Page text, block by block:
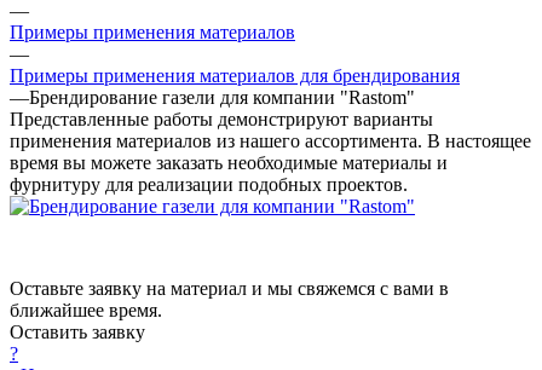
—
Примеры применения материалов
—
Примеры применения материалов для брендирования
—Брендирование газели для компании "Rastom"
Представленные работы демонстрируют варианты
применения материалов из нашего ассортимента. В настоящее
время вы можете заказать необходимые материалы и
фурнитуру для реализации подобных проектов.
Оставьте заявку на материал и мы свяжемся с вами в
ближайшее время.
Оставить заявку
?